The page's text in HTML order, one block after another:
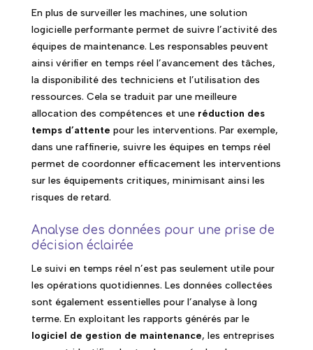
En plus de surveiller les machines, une solution
logicielle performante permet de suivre l’activité des
équipes de maintenance. Les responsables peuvent
ainsi vérifier en temps réel l’avancement des tâches,
la disponibilité des techniciens et l’utilisation des
ressources. Cela se traduit par une meilleure
allocation des compétences et une réduction des
temps d’attente pour les interventions. Par exemple,
dans une raffinerie, suivre les équipes en temps réel
permet de coordonner efficacement les interventions
sur les équipements critiques, minimisant ainsi les
risques de retard.
Analyse des données pour une prise de
décision éclairée
Le suivi en temps réel n’est pas seulement utile pour
les opérations quotidiennes. Les données collectées
sont également essentielles pour l’analyse à long
terme. En exploitant les rapports générés par le
logiciel de gestion de maintenance, les entreprises